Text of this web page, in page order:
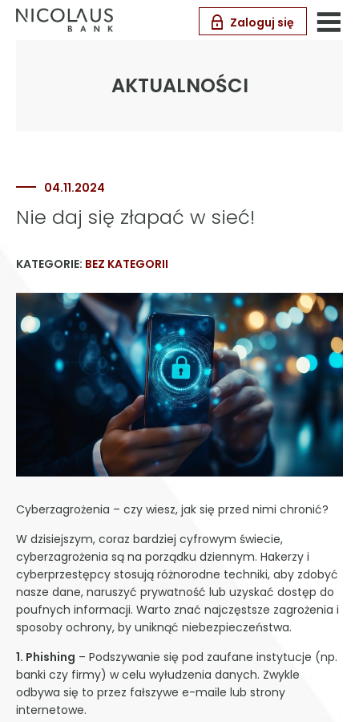
Zaloguj się
AKTUALNOŚCI
04.11.2024
Nie daj się złapać w sieć!
KATEGORIE: BEZ KATEGORII
Cyberzagrożenia – czy wiesz, jak się przed nimi chronić?
W dzisiejszym, coraz bardziej cyfrowym świecie,
cyberzagrożenia są na porządku dziennym. Hakerzy i
cyberprzestępcy stosują różnorodne techniki, aby zdobyć
nasze dane, naruszyć prywatność lub uzyskać dostęp do
poufnych informacji. Warto znać najczęstsze zagrożenia i
sposoby ochrony, by uniknąć niebezpieczeństwa.
1. Phishing – Podszywanie się pod zaufane instytucje (np.
banki czy firmy) w celu wyłudzenia danych. Zwykle
odbywa się to przez fałszywe e-maile lub strony
internetowe.